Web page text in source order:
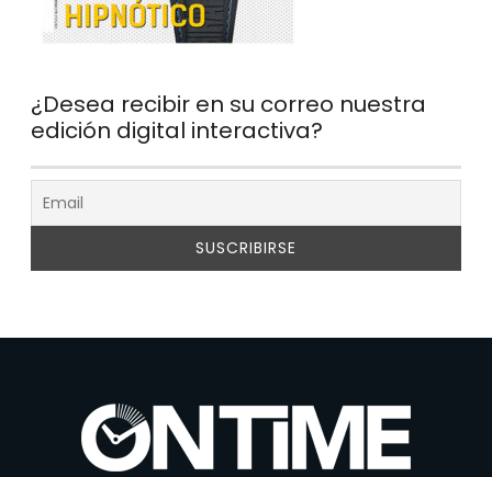
¿Desea recibir en su correo nuestra
edición digital interactiva?